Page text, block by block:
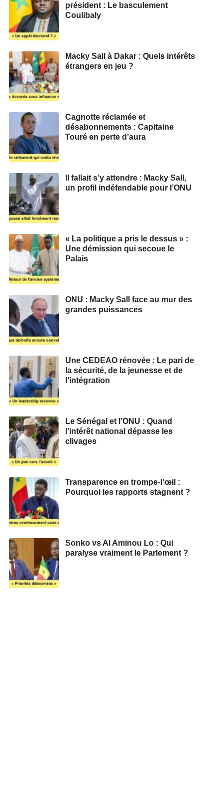
président : Le basculement
Coulibaly
Macky Sall à Dakar : Quels intérêts
étrangers en jeu ?
Cagnotte réclamée et
désabonnements : Capitaine
Touré en perte d’aura
Il fallait s’y attendre : Macky Sall,
un profil indéfendable pour l’ONU
« La politique a pris le dessus » :
Une démission qui secoue le
Palais
ONU : Macky Sall face au mur des
grandes puissances
Une CEDEAO rénovée : Le pari de
la sécurité, de la jeunesse et de
l’intégration
Le Sénégal et l’ONU : Quand
l’intérêt national dépasse les
clivages
Transparence en trompe-l’œil :
Pourquoi les rapports stagnent ?
Sonko vs Al Aminou Lo : Qui
paralyse vraiment le Parlement ?